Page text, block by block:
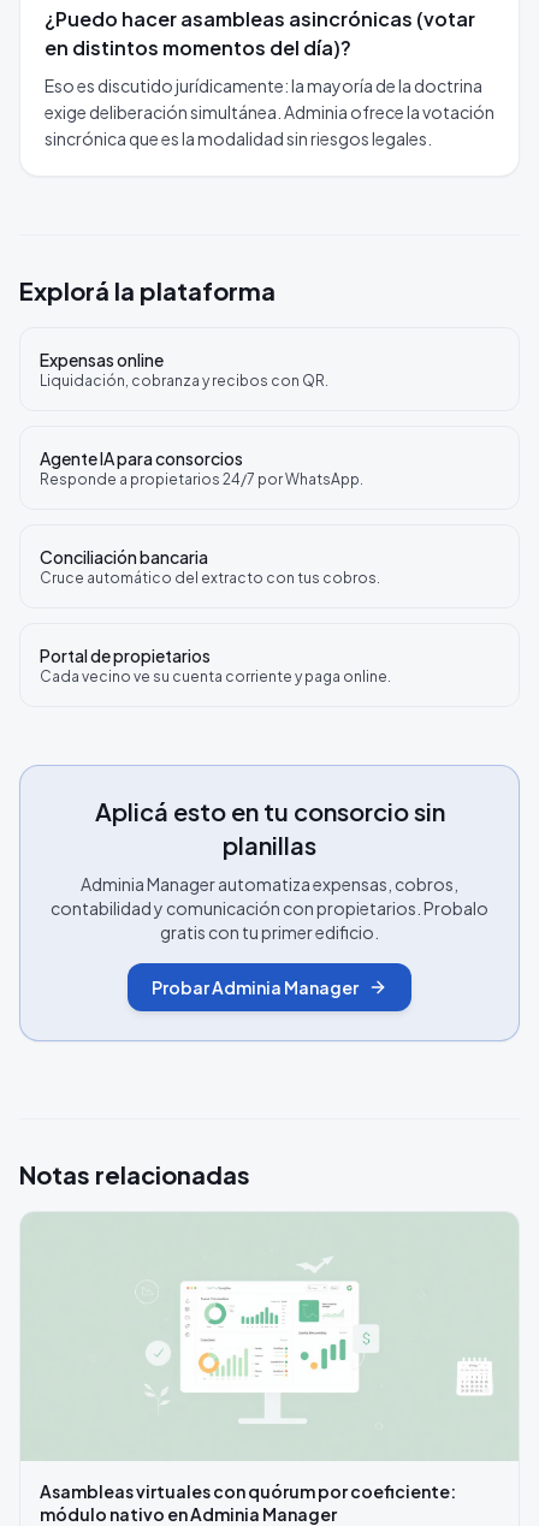
¿Puedo hacer asambleas asincrónicas (votar
en distintos momentos del día)?
Eso es discutido jurídicamente: la mayoría de la doctrina
exige deliberación simultánea. Adminia ofrece la votación
sincrónica que es la modalidad sin riesgos legales.
Explorá la plataforma
Expensas online
Liquidación, cobranza y recibos con QR.
Agente IA para consorcios
Responde a propietarios 24/7 por WhatsApp.
Conciliación bancaria
Cruce automático del extracto con tus cobros.
Portal de propietarios
Cada vecino ve su cuenta corriente y paga online.
Aplicá esto en tu consorcio sin
planillas
Adminia Manager automatiza expensas, cobros,
contabilidad y comunicación con propietarios. Probalo
gratis con tu primer edificio.
Probar Adminia Manager
Notas relacionadas
Asambleas virtuales con quórum por coeficiente:
módulo nativo en Adminia Manager